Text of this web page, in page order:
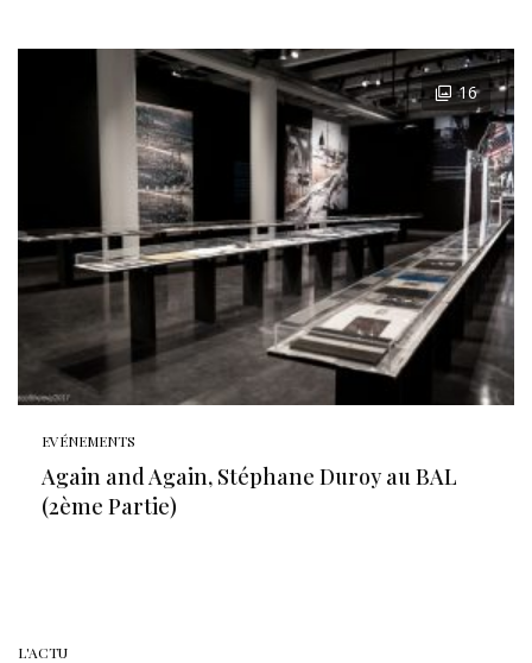
16
EVÉNEMENTS
Again and Again, Stéphane Duroy au BAL
(2ème Partie)
L'ACTU